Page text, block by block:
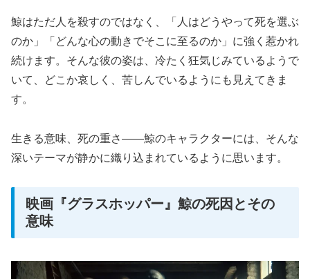
鯨はただ人を殺すのではなく、「人はどうやって死を選ぶ
のか」「どんな心の動きでそこに至るのか」に強く惹かれ
続けます。そんな彼の姿は、冷たく狂気じみているようで
いて、どこか哀しく、苦しんでいるようにも見えてきま
す。
生きる意味、死の重さ——鯨のキャラクターには、そんな
深いテーマが静かに織り込まれているように思います。
映画『グラスホッパー』鯨の死因とその
意味